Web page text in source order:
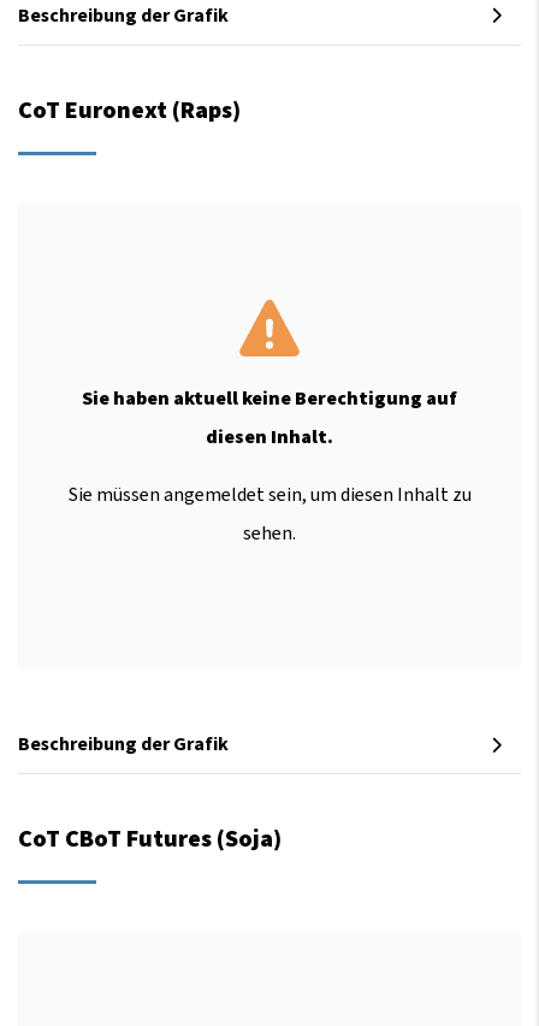
Beschreibung der Grafik
CoT Euronext (Raps)
Sie haben aktuell keine Berechtigung auf
diesen Inhalt.
Sie müssen angemeldet sein, um diesen Inhalt zu
sehen.
Beschreibung der Grafik
CoT CBoT Futures (Soja)